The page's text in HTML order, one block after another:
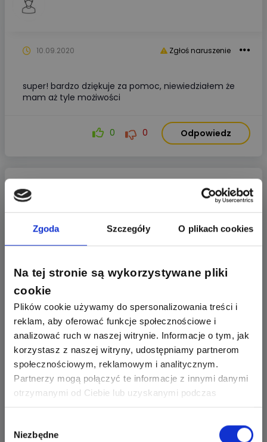
Zgoda Szczegóły O plikach cookies
Na tej stronie są wykorzystywane pliki
cookie
Plików cookie używamy do spersonalizowania treści i
reklam, aby oferować funkcje społecznościowe i
analizować ruch w naszej witrynie. Informacje o tym, jak
korzystasz z naszej witryny, udostępniamy partnerom
społecznościowym, reklamowym i analitycznym.
Partnerzy mogą połączyć te informacje z innymi danymi
otrzymanymi od Ciebie lub uzyskanymi podczas
korzystania z ich usług. Dzięki Twojej zgodzie możemy
preferencji.
zgody
Niezbędne
Zgłoś naruszenie
10.09.2020
super! bardzo dziękuje za pomoc, niewiedziałem że
mam aż tyle możiwości
0 0 Odpowiedz
Podłącze się do pytania.
Mam niemal identyczną sytuację tylko muszę użyć
konkretnego modelu przekaźnika 1208reg.
Możecie mi podpowiedzieć czy dobrze kumam.
Z strzałki lecę na lampę brązowym a N podpinam
normalnie do N.
Z A1 lecę brązowym do przycisku a wychodzę
niebieskim do N?